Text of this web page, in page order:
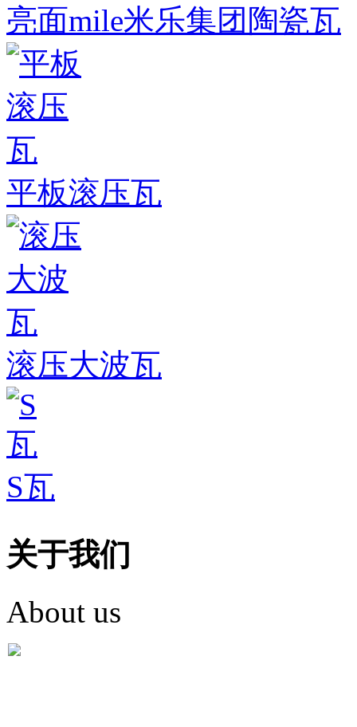
亮面mile米乐集团陶瓷瓦
平板滚压瓦
滚压大波瓦
S瓦
关于我们
About us